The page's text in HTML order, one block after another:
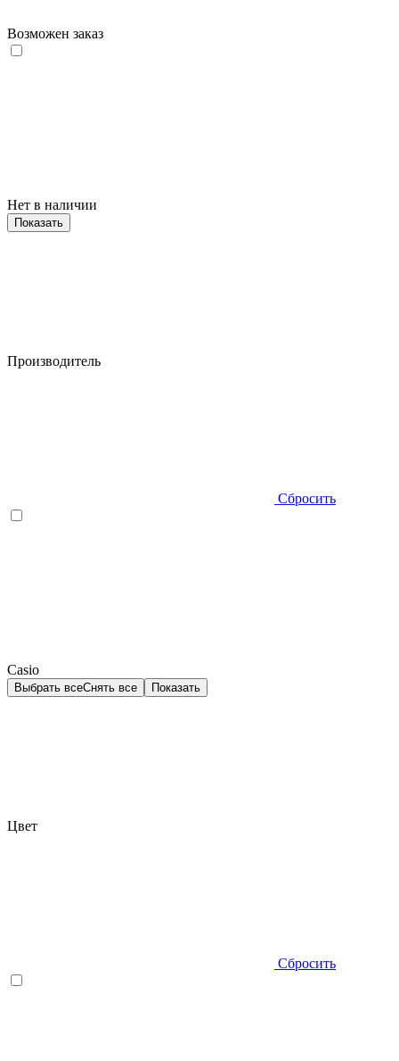
Возможен заказ
Нет в наличии
Показать
Производитель
Сбросить
Casio
Выбрать всеСнять все Показать
Цвет
Сбросить